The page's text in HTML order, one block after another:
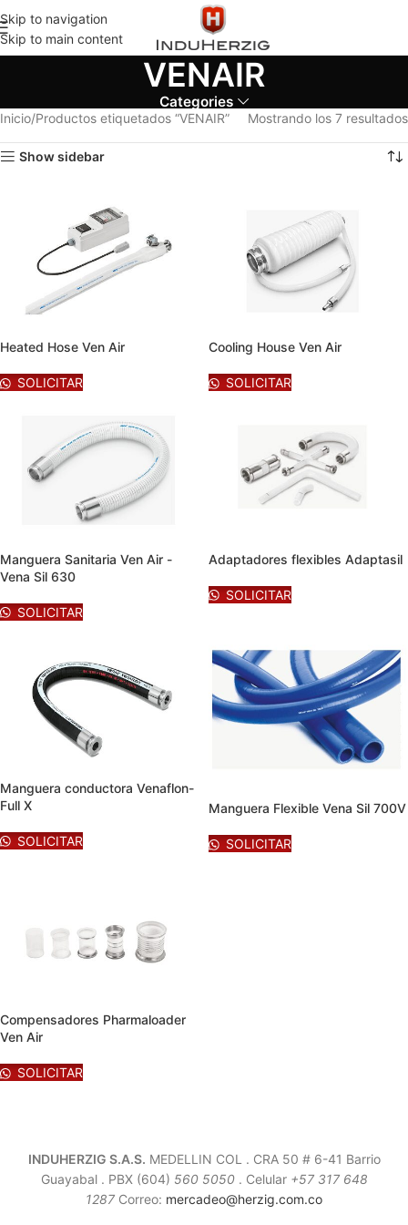
Skip to navigation
Skip to main content
VENAIR
Categories
Inicio Productos etiquetados “VENAIR” Mostrando los 7 resultados
Show sidebar
Heated Hose Ven Air
SOLICITAR
Cooling House Ven Air
SOLICITAR
Manguera Sanitaria Ven Air -
Vena Sil 630
SOLICITAR
Adaptadores flexibles Adaptasil
SOLICITAR
Manguera conductora Venaflon-
Full X
SOLICITAR
Manguera Flexible Vena Sil 700V
SOLICITAR
Compensadores Pharmaloader
Ven Air
SOLICITAR
INDUHERZIG S.A.S. MEDELLIN COL . CRA 50 # 6-41 Barrio
Guayabal . PBX (604) 560 5050. Celular +57 317 648
1287 Correo: mercadeo@herzig.com.co